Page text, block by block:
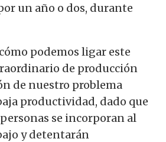
un año o dos, durante
podemos ligar este
de producción
de nuestro problema
productividad, dado que
se incorporan al
y detentarán